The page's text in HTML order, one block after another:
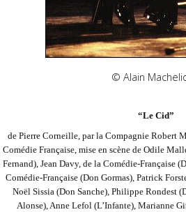
© Alain
“Le Cid”
de Pierre Corneille, par la Compagnie Robert
Comédie Française, mise en scène de Odile
Fernand), Jean Davy, de la Comédie-Française
Comédie-Française (Don Gormas), Patrick
Noël Sissia (Don Sanche), Philippe Rondest
Alonse), Anne Lefol (L’Infante), Marianne